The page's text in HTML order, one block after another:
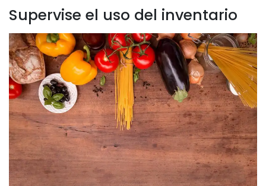
Supervise el uso del inventario